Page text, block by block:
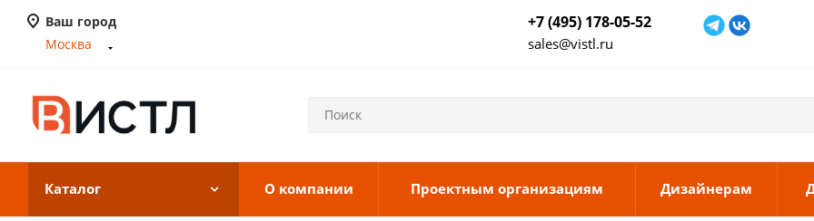
Ваш город
Москва
+7 (495) 178-05-52
sales@vistl.ru
Каталог О компании Проектным организациям Дизайнерам